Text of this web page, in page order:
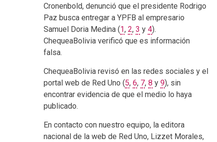
Cronenbold, denunció que el presidente Rodrigo
Paz busca entregar a YPFB al empresario
Samuel Doria Medina (1, 2, 3 y 4).
ChequeaBolivia verificó que es información
falsa.
ChequeaBolivia revisó en las redes sociales y el
portal web de Red Uno (5, 6, 7, 8 y 9), sin
encontrar evidencia de que el medio lo haya
publicado.
En contacto con nuestro equipo, la editora
nacional de la web de Red Uno, Lizzet Morales,